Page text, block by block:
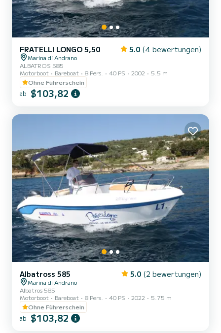
FRATELLI LONGO 5,50 5.0 (4 bewertungen)
Marina di Andrano
ALBATROS 585
Motorboot
Bareboat 8 Pers. 40 PS 2002
5.5 m
Ohne Führerschein
ab $103,82
Albatross 585 5.0 (2 bewertungen)
Marina di Andrano
Albatros 585
Motorboot
Bareboat 8 Pers. 40 PS 2022
5.75 m
Ohne Führerschein
ab $103,82